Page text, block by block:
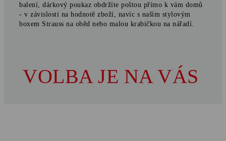
balení, dárkový poukaz obdržíte poštou přímo k vám domů
- v závislosti na hodnotě zboží, navíc s naším stylovým
boxem Strauss na oběd nebo malou krabičkou na nářadí.
VOLBA JE NA VÁS